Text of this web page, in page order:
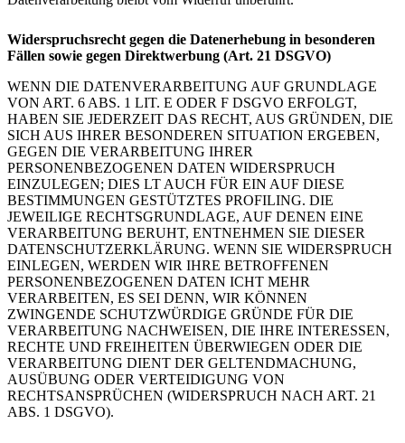
Widerspruchsrecht gegen die Datenerhebung in besonderen
Fällen sowie gegen Direktwerbung (Art. 21 DSGVO)
WENN DIE DATENVERARBEITUNG AUF GRUNDLAGE
VON ART. 6 ABS. 1 LIT. E ODER F DSGVO ERFOLGT,
HABEN SIE JEDERZEIT DAS RECHT, AUS GRÜNDEN, DIE
SICH AUS IHRER BESONDEREN SITUATION ERGEBEN,
GEGEN DIE VERARBEITUNG IHRER
PERSONENBEZOGENEN DATEN WIDERSPRUCH
EINZULEGEN; DIES LT AUCH FÜR EIN AUF DIESE
BESTIMMUNGEN GESTÜTZTES PROFILING. DIE
JEWEILIGE RECHTSGRUNDLAGE, AUF DENEN EINE
VERARBEITUNG BERUHT, ENTNEHMEN SIE DIESER
DATENSCHUTZERKLÄRUNG. WENN SIE WIDERSPRUCH
EINLEGEN, WERDEN WIR IHRE BETROFFENEN
PERSONENBEZOGENEN DATEN ICHT MEHR
VERARBEITEN, ES SEI DENN, WIR KÖNNEN
ZWINGENDE SCHUTZWÜRDIGE GRÜNDE FÜR DIE
VERARBEITUNG NACHWEISEN, DIE IHRE INTERESSEN,
RECHTE UND FREIHEITEN ÜBERWIEGEN ODER DIE
VERARBEITUNG DIENT DER GELTENDMACHUNG,
AUSÜBUNG ODER VERTEIDIGUNG VON
RECHTSANSPRÜCHEN (WIDERSPRUCH NACH ART. 21
ABS. 1 DSGVO).